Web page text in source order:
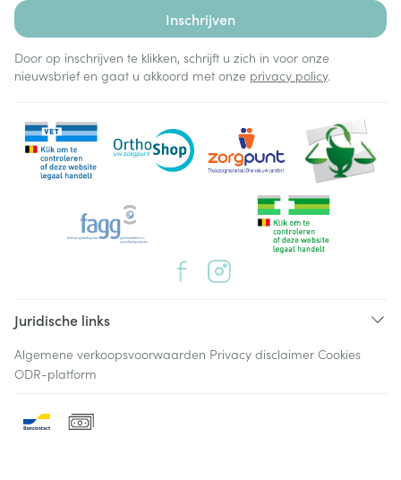
Inschrijven
Door op inschrijven te klikken, schrijft u zich in voor onze
nieuwsbrief en gaat u akkoord met onze privacy policy.
Juridische links
Algemene verkoopsvoorwaarden Privacy disclaimer Cookies
ODR-platform